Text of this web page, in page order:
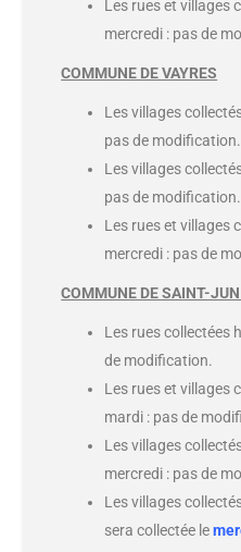
Les rues et villages
mercredi : pas de
COMMUNE DE VAYRES
Les villages
pas de modification.
Les villages
pas de modification.
Les rues et villages
mercredi : pas de
COMMUNE DE SAINT-
Les rues collectées
de modification.
Les rues et villages
mardi : pas de
Les villages
mercredi : pas de
Les villages
sera collectée le